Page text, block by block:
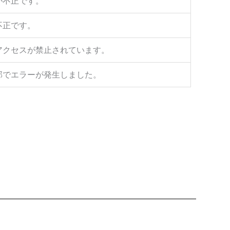
です。
セスが禁止されています。
エラーが発生しました。